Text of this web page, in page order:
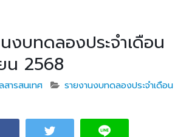
งบทดลองประจำเดือน
น 2568
ารสนเทศ
รายงานงบทดลองประจำเดือน